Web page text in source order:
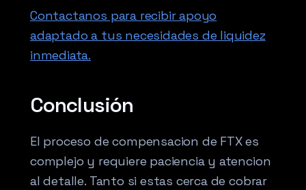
Contactanos para recibir apoyo
adaptado a tus necesidades de liquidez
inmediata.
Conclusión
El proceso de compensacion de FTX es
complejo y requiere paciencia y atencion
al detalle. Tanto si estas cerca de cobrar